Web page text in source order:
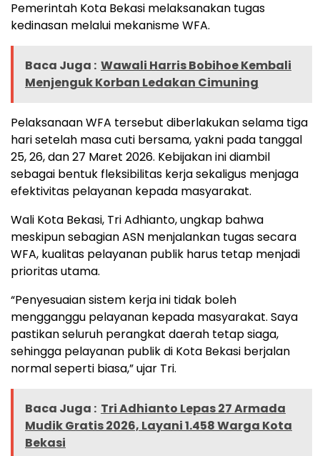
Pemerintah Kota Bekasi melaksanakan tugas
kedinasan melalui mekanisme WFA.
Baca Juga : Wawali Harris Bobihoe Kembali
Menjenguk Korban Ledakan Cimuning
Pelaksanaan WFA tersebut diberlakukan selama tiga
hari setelah masa cuti bersama, yakni pada tanggal
25, 26, dan 27 Maret 2026. Kebijakan ini diambil
sebagai bentuk fleksibilitas kerja sekaligus menjaga
efektivitas pelayanan kepada masyarakat.
Wali Kota Bekasi, Tri Adhianto, ungkap bahwa
meskipun sebagian ASN menjalankan tugas secara
WFA, kualitas pelayanan publik harus tetap menjadi
prioritas utama.
“Penyesuaian sistem kerja ini tidak boleh
mengganggu pelayanan kepada masyarakat. Saya
pastikan seluruh perangkat daerah tetap siaga,
sehingga pelayanan publik di Kota Bekasi berjalan
normal seperti biasa,” ujar Tri.
Baca Juga : Tri Adhianto Lepas 27 Armada
Mudik Gratis 2026, Layani 1.458 Warga Kota
Bekasi